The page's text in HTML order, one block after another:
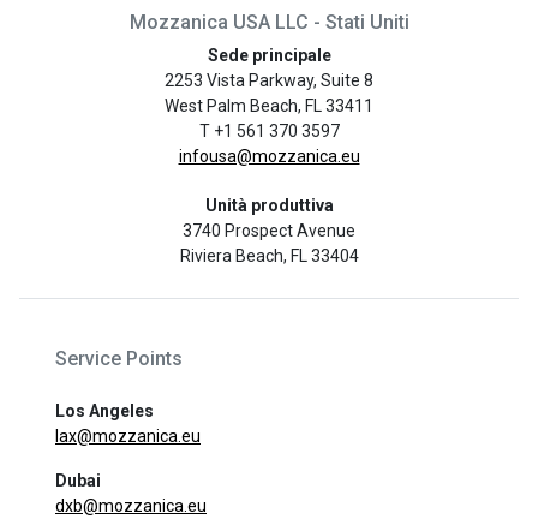
Mozzanica USA LLC - Stati Uniti
Sede principale
2253 Vista Parkway, Suite 8
West Palm Beach, FL 33411
T +1 561 370 3597
infousa@mozzanica.eu
Unità produttiva
3740 Prospect Avenue
Riviera Beach, FL 33404
Service Points
Los Angeles
lax@mozzanica.eu
Dubai
dxb@mozzanica.eu